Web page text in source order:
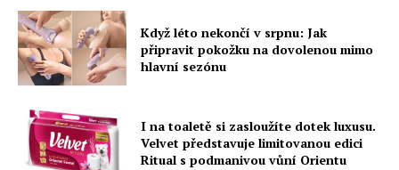
Když léto nekončí v srpnu: Jak
připravit pokožku na dovolenou mimo
hlavní sezónu
I na toaletě si zasloužíte dotek luxusu.
Velvet představuje limitovanou edici
Ritual s podmanivou vůní Orientu